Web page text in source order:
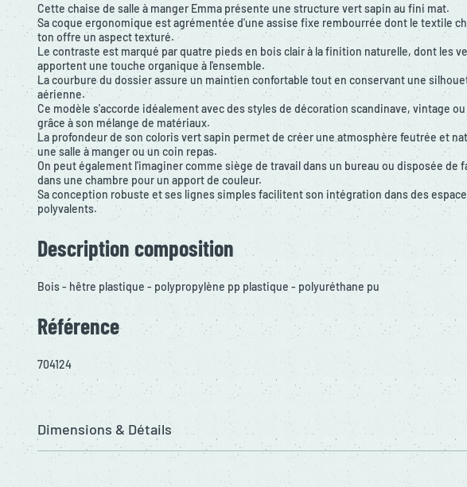
Cette chaise de salle à manger Emma présente une structure vert sapin au fini mat.
Sa coque ergonomique est agrémentée d'une assise fixe rembourrée dont le textile
ton offre un aspect texturé.
Le contraste est marqué par quatre pieds en bois clair à la finition naturelle, dont les
apportent une touche organique à l'ensemble.
La courbure du dossier assure un maintien confortable tout en conservant une
aérienne.
Ce modèle s'accorde idéalement avec des styles de décoration scandinave, vintage
grâce à son mélange de matériaux.
La profondeur de son coloris vert sapin permet de créer une atmosphère feutrée et
une salle à manger ou un coin repas.
On peut également l'imaginer comme siège de travail dans un bureau ou disposée de
dans une chambre pour un apport de couleur.
Sa conception robuste et ses lignes simples facilitent son intégration dans des
polyvalents.
Description composition
Bois - hêtre plastique - polypropylène pp plastique - polyuréthane pu
Référence
704124
Dimensions & Détails